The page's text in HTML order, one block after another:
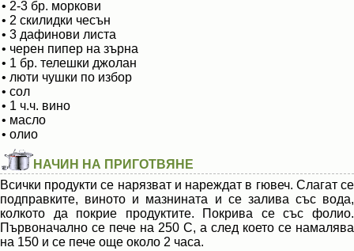
• 2-3 бр. моркови
• 2 скилидки чесън
• 3 дафинови листа
• черен пипер на зърна
• 1 бр. телешки джолан
• люти чушки по избор
• сол
• 1 ч.ч. вино
• масло
• олио
НАЧИН НА ПРИГОТВЯНЕ
Всички продукти се нарязват и нареждат в гювеч. Слагат се
подправките, виното и мазнината и се залива със вода,
колкото да покрие продуктите. Покрива се със фолио.
Първоначално се пече на 250 С, а след което се намалява
на 150 и се пече още около 2 часа.